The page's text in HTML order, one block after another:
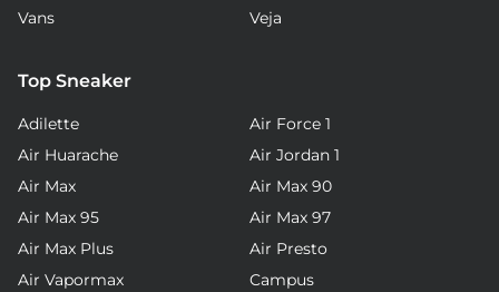
Vans
Veja
Top Sneaker
Adilette
Air Force 1
Air Huarache
Air Jordan 1
Air Max
Air Max 90
Air Max 95
Air Max 97
Air Max Plus
Air Presto
Air Vapormax
Campus